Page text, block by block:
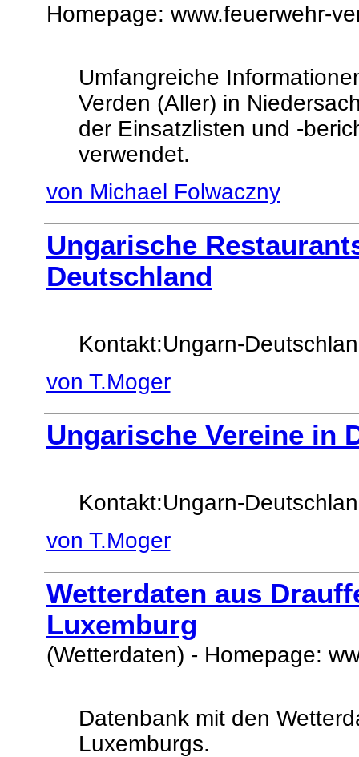
Homepage: www.feuerwehr-
Umfangreiche
Verden (Aller) in
der Einsatzlisten und -
verwendet.
von Michael Folwaczny
Ungarische
Deutschland
Kontakt:Ungarn-
von T.Moger
Ungarische Vereine in
Kontakt:Ungarn-
von T.Moger
Wetterdaten aus
Luxemburg
(Wetterdaten) - Homepage:
Datenbank mit den
Luxemburgs.